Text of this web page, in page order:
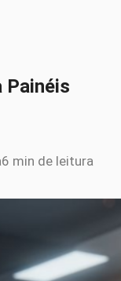
Painéis
6 min de leitura